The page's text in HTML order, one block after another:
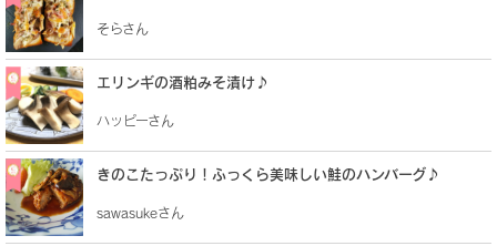
そらさん
エリンギの酒粕みそ漬け♪
ハッピーさん
きのこたっぷり！ふっくら美味しい鮭のハンバーグ♪
sawasukeさん